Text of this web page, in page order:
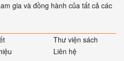
gia và đồng hành của tất cả các
Thư viện sách
Liên hệ